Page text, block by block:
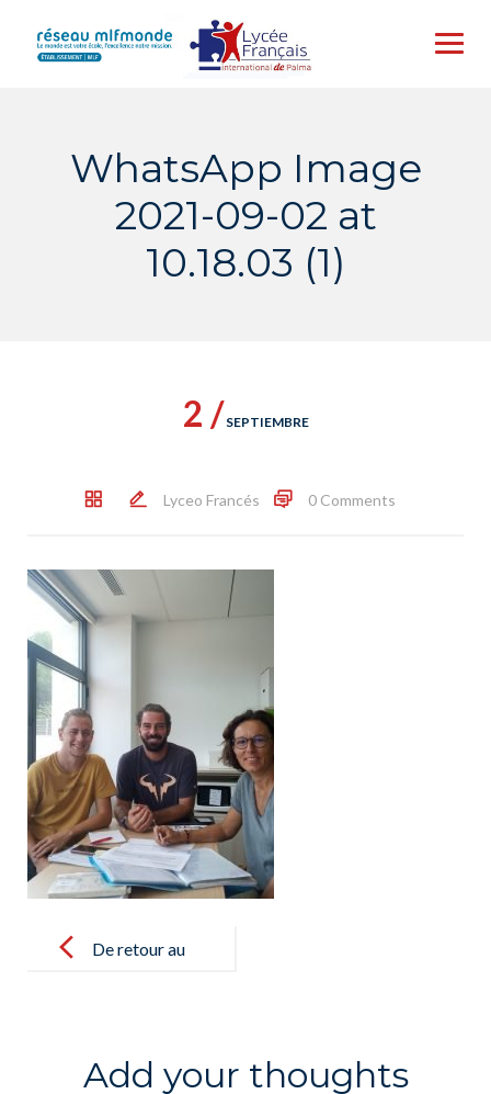
content
WhatsApp Image
2021-09-02 at
10.18.03 (1)
2 / SEPTIEMBRE
Lyceo Francés 0 Comments
navigationDe retour au
l´année
Add your thoughts